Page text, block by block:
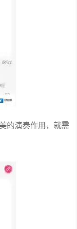
的演奏作用，就需